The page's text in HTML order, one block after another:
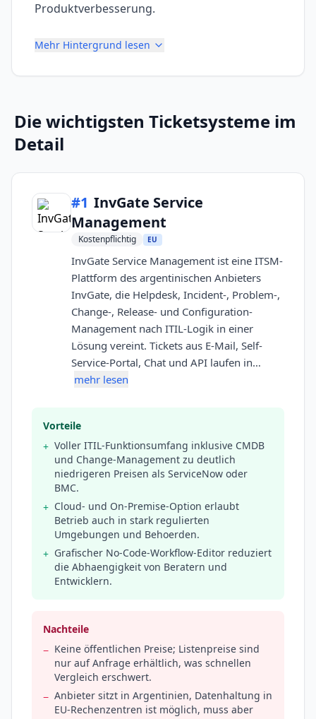
Produktverbesserung.
Mehr Hintergrund lesen
Die wichtigsten Ticketsysteme im
Detail
#1 InvGate Service
Management
Kostenpflichtig EU
InvGate Service Management ist eine ITSM-
Plattform des argentinischen Anbieters
InvGate, die Helpdesk, Incident-, Problem-,
Change-, Release- und Configuration-
Management nach ITIL-Logik in einer
Lösung vereint. Tickets aus E-Mail, Self-
Service-Portal, Chat und API laufen in…
mehr lesen
Vorteile
+ Voller ITIL-Funktionsumfang inklusive CMDB
und Change-Management zu deutlich
niedrigeren Preisen als ServiceNow oder
BMC.
+ Cloud- und On-Premise-Option erlaubt
Betrieb auch in stark regulierten
Umgebungen und Behoerden.
+ Grafischer No-Code-Workflow-Editor reduziert
die Abhaengigkeit von Beratern und
Entwicklern.
Nachteile
− Keine öffentlichen Preise; Listenpreise sind
nur auf Anfrage erhältlich, was schnellen
Vergleich erschwert.
− Anbieter sitzt in Argentinien, Datenhaltung in
EU-Rechenzentren ist möglich, muss aber